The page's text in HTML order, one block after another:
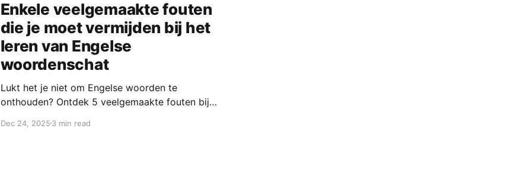
Enkele veelgemaakte fouten
die je moet vermijden bij het
leren van Engelse
woordenschat
Lukt het je niet om Engelse woorden te
onthouden? Ontdek 5 veelgemaakte fouten bij
effectief kunt voorkomen, met name voor
Dec 24, 20253 min read